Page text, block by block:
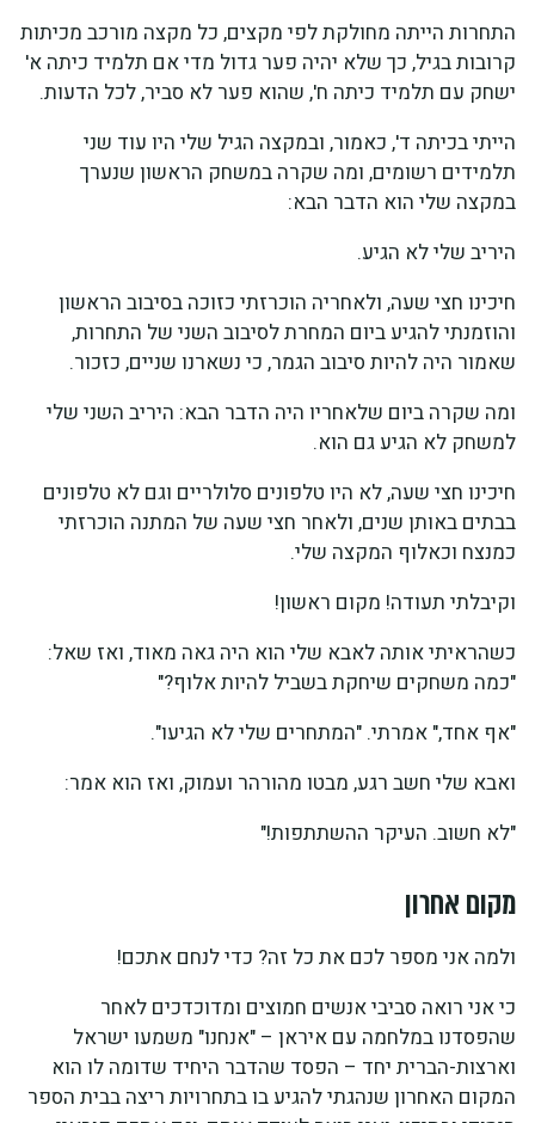
התחרות הייתה מחולקת לפי מקצים, כל מקצה מורכב מכיתות
קרובות בגיל, כך שלא יהיה פער גדול מדי אם תלמיד כיתה א'
ישחק עם תלמיד כיתה ח', שהוא פער לא סביר, לכל הדעות.
הייתי בכיתה ד', כאמור, ובמקצה הגיל שלי היו עוד שני
תלמידים רשומים, ומה שקרה במשחק הראשון שנערך
במקצה שלי הוא הדבר הבא:
היריב שלי לא הגיע.
חיכינו חצי שעה, ולאחריה הוכרזתי כזוכה בסיבוב הראשון
והוזמנתי להגיע ביום המחרת לסיבוב השני של התחרות,
שאמור היה להיות סיבוב הגמר, כי נשארנו שניים, כזכור.
ומה שקרה ביום שלאחריו היה הדבר הבא: היריב השני שלי
למשחק לא הגיע גם הוא.
חיכינו חצי שעה, לא היו טלפונים סלולריים וגם לא טלפונים
בבתים באותן שנים, ולאחר חצי שעה של המתנה הוכרזתי
כמנצח וכאלוף המקצה שלי.
וקיבלתי תעודה! מקום ראשון!
כשהראיתי אותה לאבא שלי הוא היה גאה מאוד, ואז שאל:
"כמה משחקים שיחקת בשביל להיות אלוף?"
"אף אחד," אמרתי. "המתחרים שלי לא הגיעו".
ואבא שלי חשב רגע, מבטו מהורהר ועמוק, ואז הוא אמר:
"לא חשוב. העיקר ההשתתפות!"
מקום אחרון
ולמה אני מספר לכם את כל זה? כדי לנחם אתכם!
כי אני רואה סביבי אנשים חמוצים ומדוכדכים לאחר
שהפסדנו במלחמה עם איראן – "אנחנו" משמעו ישראל
וארצות-הברית יחד – הפסד שהדבר היחיד שדומה לו הוא
המקום האחרון שנהגתי להגיע בו בתחרויות ריצה בבית הספר